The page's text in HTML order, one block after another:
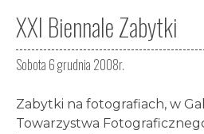
XXI Biennale Zabytki
Sobota 6 grudnia 2008r.
Zabytki na fotografiach, w
Towarzystwa